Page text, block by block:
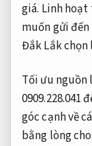
giá. Linh hoạt
muốn gửi
Đắk Lắk chọn
Tối ưu nguồn
0909.228.041
góc cạnh về
bằng lòng